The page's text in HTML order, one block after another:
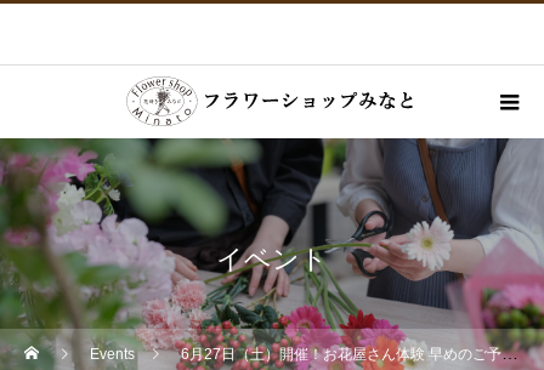
イベント
Events 6月27日（土）開催！お花屋さん体験 早めのご予約がおすすめ！